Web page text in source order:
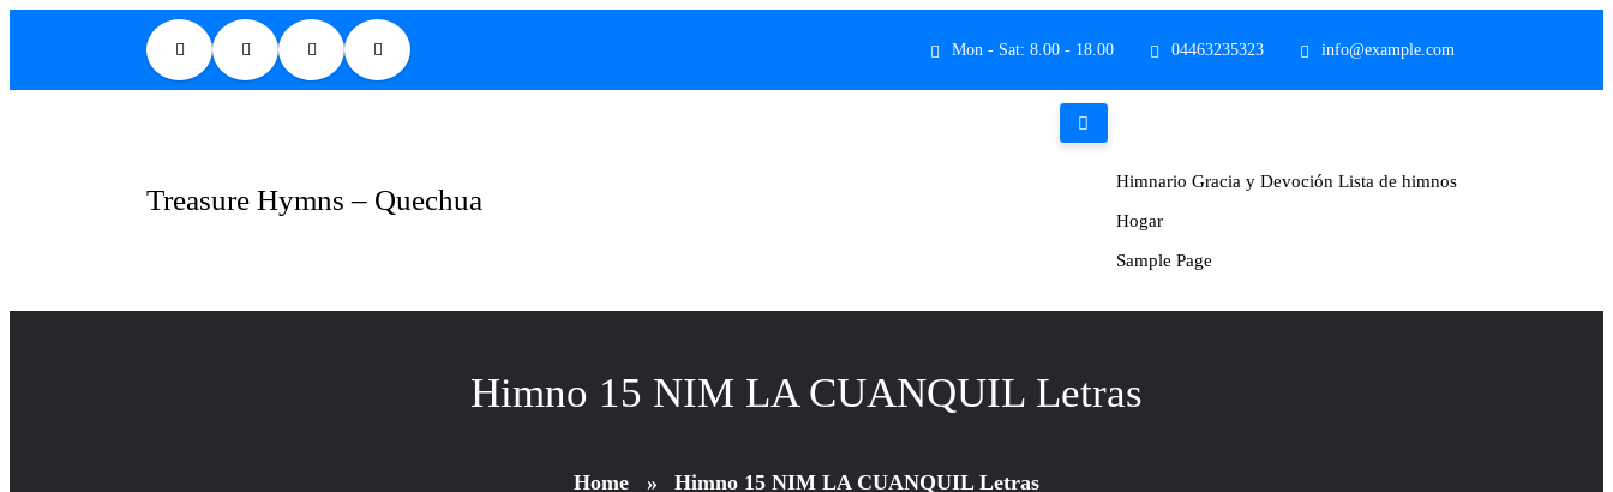
Mon - Sat: 8.00 - 18.00 04463235323 info@example.com
Treasure Hymns – Quechua
Himnario Gracia y Devoción Lista de himnos
Hogar
Sample Page
Himno 15 NIM LA CUANQUIL Letras
Home » Himno 15 NIM LA CUANQUIL Letras